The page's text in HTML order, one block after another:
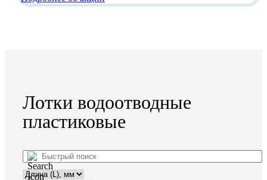
Лотки водоотводные
пластиковые